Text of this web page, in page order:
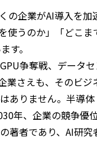
の企業がAI導入を
使うのか」「どこ
す。
争奪戦、データ
さえも、そのビジ
ありません。半導
年、企業の競争優
著者であり、AI研